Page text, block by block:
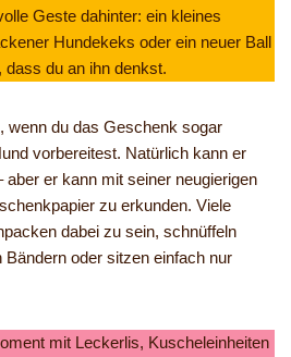
Geste dahinter: ein kleines
Hundekeks oder ein neuer Ball
dass du an ihn denkst.
wenn du das Geschenk sogar
vorbereitest. Natürlich kann er
aber er kann mit seiner neugierigen
zu erkunden. Viele
dabei zu sein, schnüffeln
Bändern oder sitzen einfach nur
mit Leckerlis, Kuscheleinheiten